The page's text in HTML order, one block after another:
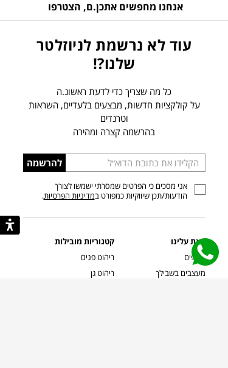
אנחנו מחפשים אתכן.ם, הצטרפו
עוד לא נרשמת לניוזלטר
שלנו?!
כל מה שצריך כדי לדעת ראשונ.ה
על קולקציות חדשות, מבצעים בלעדיים, השראות
וטרנדים
בהרשמה קצרה ומהירה
הכניסו
כתובת
דוא”ל
להרשמה
אני מסכים כי הפרטים שמסרתי ישמשו לצורך
הודעות/תכן שיווקיות כמפורט במדיניות הפרטיות.
קצת עלינו
סניפים
מעצבים בשבילך
קטגוריות מובילות
ריהוט פנים
ריהוט גן